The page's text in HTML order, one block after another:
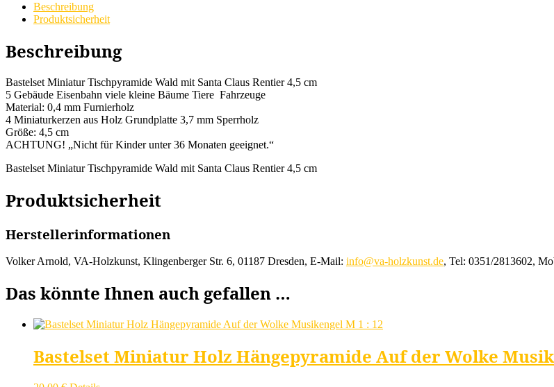
Rentier
Menge
Beschreibung
Produktsicherheit
Beschreibung
Bastelset Miniatur Tischpyramide Wald mit Santa Claus Rentier 4,5 cm
5 Gebäude Eisenbahn viele kleine Bäume Tiere Fahrzeuge
Material: 0,4 mm Furnierholz
4 Miniaturkerzen aus Holz Grundplatte 3,7 mm Sperrholz
Größe: 4,5 cm
ACHTUNG! „Nicht für Kinder unter 36 Monaten geeignet.“
Bastelset Miniatur Tischpyramide Wald mit Santa Claus Rentier 4,5 cm
Produktsicherheit
Herstellerinformationen
Volker Arnold, VA-Holzkunst, Klingenberger Str. 6, 01187 Dresden, E-Mail: info@va-holzkunst.de, Tel: 0351/2813602,
Das könnte Ihnen auch gefallen …
Bastelset Miniatur Holz Hängepyramide Auf der Wolke